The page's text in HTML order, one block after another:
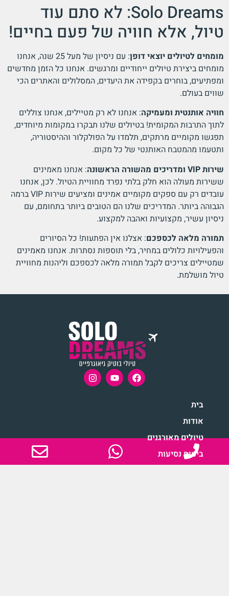
Solo Dreams: לא סתם עוד
טיול, אלא חוויה של פעם בחיים!
מומחים לטיולים יוצאי דופן
: עם ניסיון של מעל 25 שנה, אנחנו
מומחים ביצירת טיולים ייחודיים ומרגשים. אנחנו כל הזמן מחדשים
ומפתיעים, בוחרים בקפידה את היעדים, המסלולים והאתרים הכי
שווים בעולם.
חוויה אותנטית ומעמיקה: אנחנו לא רק מטיילים, אנחנו צוללים
לתוך התרבות המקומית! בטיולים שלנו תבקרו במקומות מיוחדים,
תפגשו מקומיים מרתקים, תלמדו על הפולקלור וההיסטוריה,
ותטעמו מהמטבח האותנטי של כל מקום.
שירות VIP ומדריכים מהשורה הראשונה
: אנחנו מאמינים
ששירות מעולה הוא חלק בלתי נפרד מחוויית הטיול. לכן, אנחנו
עובדים רק עם ספקים מקומיים אמינים ומציעים שירות VIP ברמה
הגבוהה ביותר. המדריכים שלנו הם הטובים ביותר בתחומם, עם
ניסיון עשיר, מקצועיות ואהבה למקצוע.
תמורה מלאה לכספכם: אצלנו אין הפתעות! כל הסיורים
והפעילויות כלולים במחיר, בלי תוספות נסתרות. אנחנו מאמינים
שמטיילים צריכים לקבל תמורה מלאה לכספכם וליהנות מחוויית
טיול מושלמת.
בית
אודות
טיולים מאורגנים
ביטוח נסיעות